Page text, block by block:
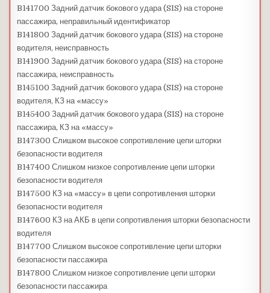
B141700 Задний датчик бокового удара (SIS) на стороне
пассажира, неправильный идентификатор
B141800 Задний датчик бокового удара (SIS) на стороне
водителя, неисправность
B141900 Задний датчик бокового удара (SIS) на стороне
пассажира, неисправность
B145100 Задний датчик бокового удара (SIS) на стороне
водителя, КЗ на «массу»
B145400 Задний датчик бокового удара (SIS) на стороне
пассажира, КЗ на «массу»
B147300 Слишком высокое сопротивление цепи шторки
безопасности водителя
B147400 Слишком низкое сопротивление цепи шторки
безопасности водителя
B147500 КЗ на «массу» в цепи сопротивления шторки
безопасности водителя
B147600 КЗ на АКБ в цепи сопротивления шторки безопасности
водителя
B147700 Слишком высокое сопротивление цепи шторки
безопасности пассажира
B147800 Слишком низкое сопротивление цепи шторки
безопасности пассажира